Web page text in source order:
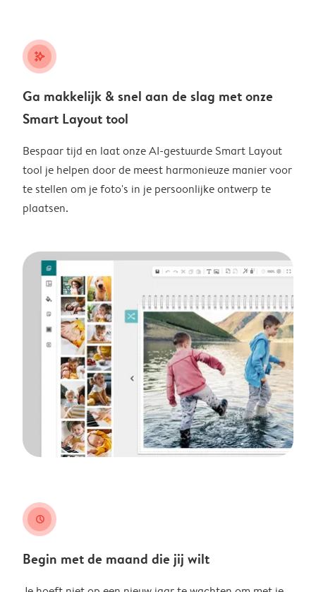
stars_plus
Ga makkelijk & snel aan de slag met onze
Smart Layout tool
Bespaar tijd en laat onze AI-gestuurde Smart Layout
tool je helpen door de meest harmonieuze manier voor
te stellen om je foto's in je persoonlijke ontwerp te
plaatsen.
clock
Begin met de maand die jij wilt